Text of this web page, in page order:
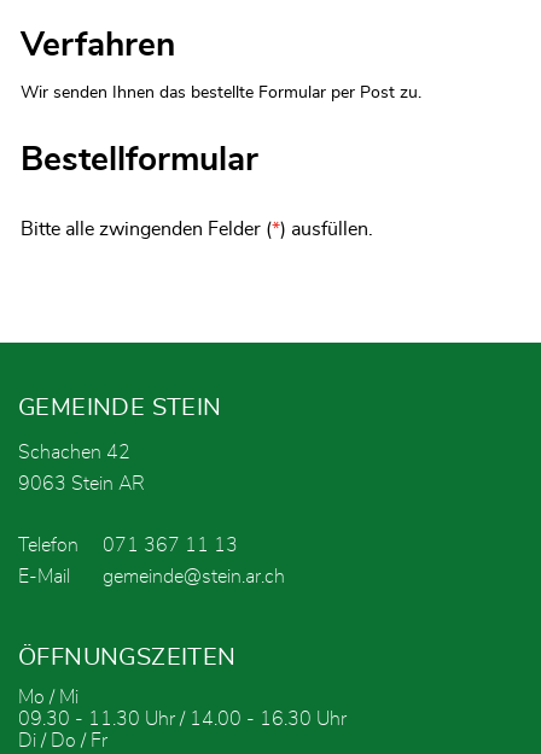
Verfahren
Wir senden Ihnen das bestellte Formular per Post zu.
Bestellformular
Bitte alle zwingenden Felder (*) ausfüllen.
Fusszeile
GEMEINDE STEIN
Schachen 42
9063 Stein AR
Telefon
071 367 11 13
E-Mail
gemeinde@stein.ar.ch
ÖFFNUNGSZEITEN
Mo / Mi
09.30 - 11.30 Uhr / 14.00 - 16.30 Uhr
Di / Do / Fr